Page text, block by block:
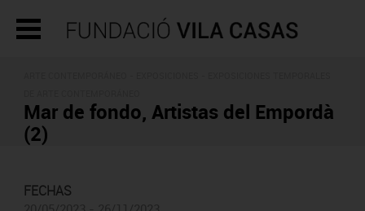
Mar de fondo, Artistas del Empordà
(2)
FECHAS